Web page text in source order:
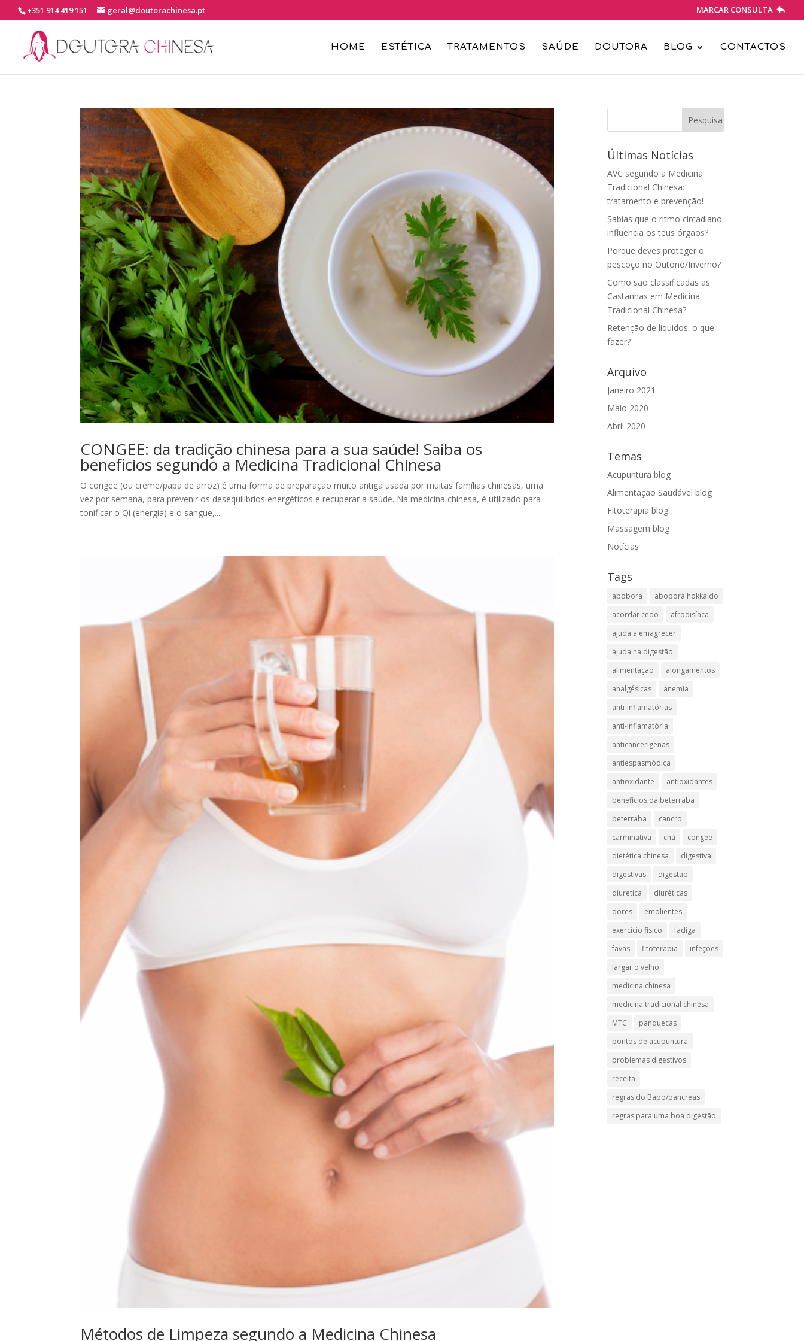
+351 914 419 151 geral@doutorachinesa.pt MARCAR CONSULTA
HOME ESTÉTICA TRATAMENTOS SAÚDE DOUTORA BLOG CONTACTOS
CONGEE: da tradição chinesa para a sua saúde! Saiba os
beneficios segundo a Medicina Tradicional Chinesa
O congee (ou creme/papa de arroz) é uma forma de preparação muito antiga usada por muitas famílias chinesas, uma
vez por semana, para prevenir os desequilíbrios energéticos e recuperar a saúde. Na medicina chinesa, é utilizado para
tonificar o Qi (energia) e o sangue,...
Métodos de Limpeza segundo a Medicina Chinesa
Últimas Notícias
AVC segundo a Medicina
Tradicional Chinesa:
tratamento e prevenção!
Sabias que o ritmo circadiano
influencia os teus órgãos?
Porque deves proteger o
pescoço no Outono/Inverno?
Como são classificadas as
Castanhas em Medicina
Tradicional Chinesa?
Retenção de liquidos: o que
fazer?
Arquivo
Janeiro 2021
Maio 2020
Abril 2020
Temas
Acupuntura blog
Alimentação Saudável blog
Fitoterapia blog
Massagem blog
Notícias
Tags
abobora
abobora hokkaido
acordar cedo
afrodisíaca
ajuda a emagrecer
ajuda na digestão
alimentação
alongamentos
analgésicas
anemia
anti-inflamatórias
anti-inflamatória​
anticancerigenas
antiespasmódica
antioxidante
antioxidantes
beneficios da beterraba
beterraba
cancro
carminativa
chá
congee
dietética chinesa
digestiva
digestivas
digestão
diurética
diuréticas​
dores
emolientes
exercicio fisico
fadiga
favas
fitoterapia
infeções
largar o velho
medicina chinesa
medicina tradicional chinesa
MTC
panquecas
pontos de acupuntura
problemas digestivos
receita
regras do Bapo/pancreas
regras para uma boa digestão